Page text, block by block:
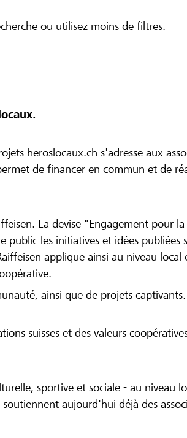
ou utilisez moins de filtres.
heroslocaux.ch s'adresse aux
de financer en commun et de
La devise "Engagement pour la
public les initiatives et idées publiées
applique ainsi au niveau local
ainsi que de projets captivants.
suisses et des valeurs
sportive et sociale - au niveau
aujourd'hui déjà des